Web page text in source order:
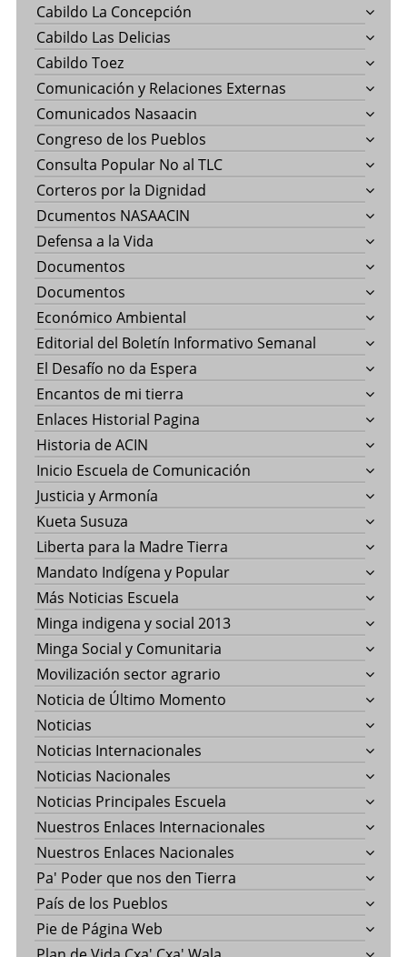
Cabildo La Concepción
Cabildo Las Delicias
Cabildo Toez
Comunicación y Relaciones Externas
Comunicados Nasaacin
Congreso de los Pueblos
Consulta Popular No al TLC
Corteros por la Dignidad
Dcumentos NASAACIN
Defensa a la Vida
Documentos
Documentos
Económico Ambiental
Editorial del Boletín Informativo Semanal
El Desafío no da Espera
Encantos de mi tierra
Enlaces Historial Pagina
Historia de ACIN
Inicio Escuela de Comunicación
Justicia y Armonía
Kueta Susuza
Liberta para la Madre Tierra
Mandato Indígena y Popular
Más Noticias Escuela
Minga indigena y social 2013
Minga Social y Comunitaria
Movilización sector agrario
Noticia de Último Momento
Noticias
Noticias Internacionales
Noticias Nacionales
Noticias Principales Escuela
Nuestros Enlaces Internacionales
Nuestros Enlaces Nacionales
Pa' Poder que nos den Tierra
País de los Pueblos
Pie de Página Web